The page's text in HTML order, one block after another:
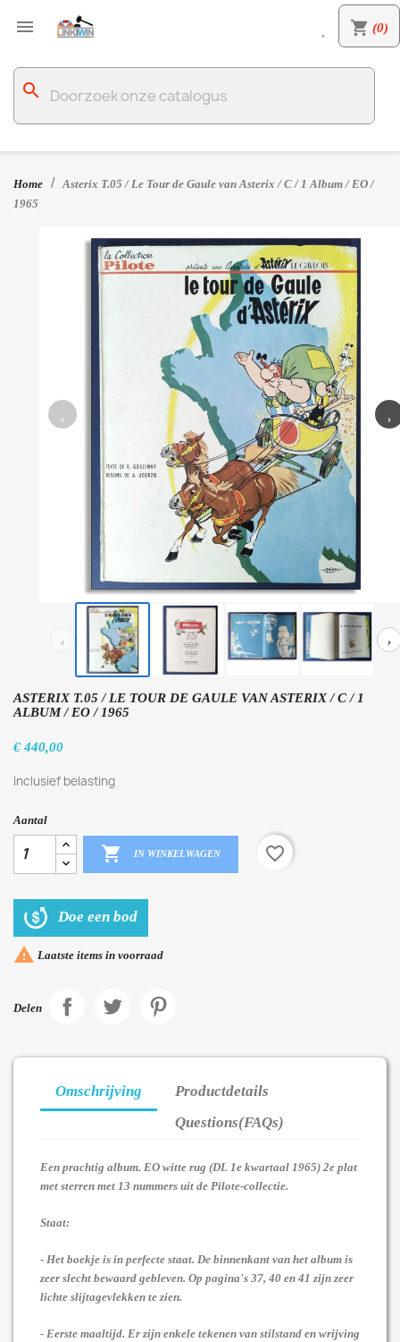
 shopping_cart (0)

search
Home
Asterix T.05 / Le Tour de Gaule van Asterix / C / 1 Album / EO /
1965
‹ ›
‹ ›
ASTERIX T.05 / LE TOUR DE GAULE VAN ASTERIX / C / 1
ALBUM / EO / 1965
€ 440,00
Inclusief belasting
Aantal
 IN WINKELWAGEN favorite_border
Doe een bod
 Laatste items in voorraad
Delen
Omschrijving
Productdetails
Questions(FAQs)
Een prachtig album. EO witte rug (DL 1e kwartaal 1965) 2e plat
met sterren met 13 nummers uit de Pilote-collectie.
Staat:
- Het boekje is in perfecte staat. De binnenkant van het album is
zeer slecht bewaard gebleven. Op pagina's 37, 40 en 41 zijn zeer
lichte slijtagevlekken te zien.
- Eerste maaltijd. Er zijn enkele tekenen van stilstand en wrijving